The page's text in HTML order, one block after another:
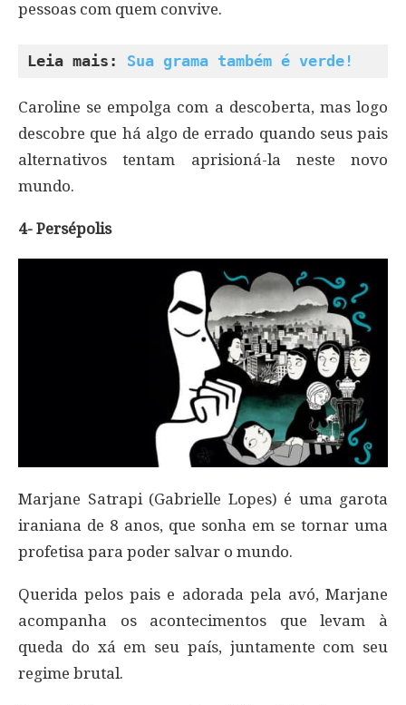
pessoas com quem convive.
Leia mais: Sua grama também é verde!
Caroline se empolga com a descoberta, mas logo
descobre que há algo de errado quando seus pais
alternativos tentam aprisioná-la neste novo
mundo.
4- Persépolis
Marjane Satrapi (Gabrielle Lopes) é uma garota
iraniana de 8 anos, que sonha em se tornar uma
profetisa para poder salvar o mundo.
Querida pelos pais e adorada pela avó, Marjane
acompanha os acontecimentos que levam à
queda do xá em seu país, juntamente com seu
regime brutal.